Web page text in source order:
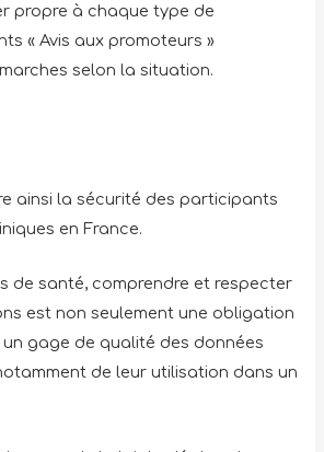
propre à chaque type de
« Avis aux promoteurs »
selon la situation.
ainsi la sécurité des participants
en France.
de santé, comprendre et respecter
est non seulement une obligation
un gage de qualité des données
de leur utilisation dans un